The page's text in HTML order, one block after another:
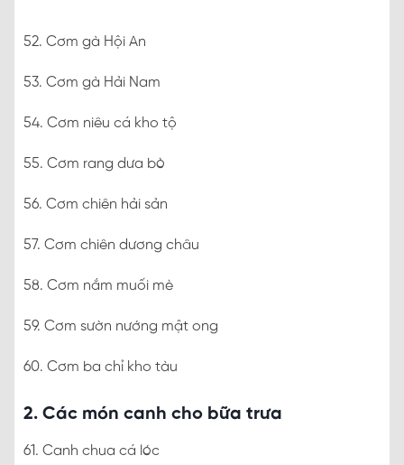
52. Cơm gà Hội An
53. Cơm gà Hải Nam
54. Cơm niêu cá kho tộ
55. Cơm rang dưa bò
56. Cơm chiên hải sản
57. Cơm chiên dương châu
58. Cơm nắm muối mè
59. Cơm sườn nướng mật ong
60. Cơm ba chỉ kho tàu
2. Các món canh cho bữa trưa
61. Canh chua cá lóc